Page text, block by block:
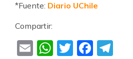
*Fuente: Diario UChile
Compartir:
EmailWhatsApp
Twitter